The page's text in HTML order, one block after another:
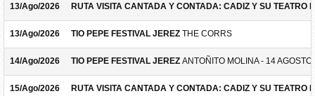
13/Ago/2026 RUTA VISITA CANTADA Y CONTADA: CADIZ Y SU TEATRO
13/Ago/2026 TIO PEPE FESTIVAL JEREZ THE CORRS
14/Ago/2026 TIO PEPE FESTIVAL JEREZ ANTOÑITO MOLINA - 14 AGOSTO
15/Ago/2026 RUTA VISITA CANTADA Y CONTADA: CADIZ Y SU TEATRO